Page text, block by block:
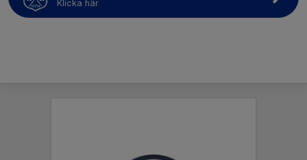
Klicka här